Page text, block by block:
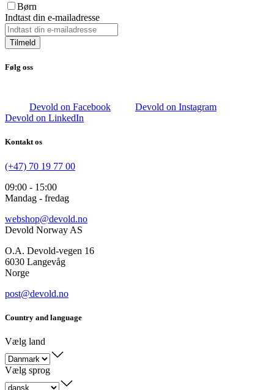
Børn
Indtast din e-mailadresse
Tilmeld
Følg oss
Devold on Facebook
Devold on Instagram
Devold on LinkedIn
Kontakt os
(+47) 70 19 77 00
09:00 - 15:00
Mandag - fredag
webshop@devold.no
Devold Norway AS
O.A. Devold-vegen 16
6030 Langevåg
Norge
post@devold.no
Country and language
Vælg land
Vælg sprog